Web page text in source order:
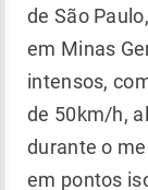
de São Paulo,
em Minas
intensos,
de 50km/h,
durante o
em pontos